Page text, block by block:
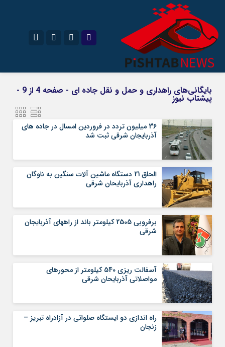
سروش
آپارات
رمز عبور
مرا به خاطر بسپار
بایگانی‌های راهداری و حمل و نقل جاده ای - صفحه 4 از 9 -
پیشتاب نیوز
36 ميليون تردد در فروردین امسال در جاده های
آذربايجان شرقی ثبت شد
الحاق 21 دستگاه ماشین آلات سنگین به ناوگان
راهداری آذربایحان شرقی
برفروبی 2505 کيلومتر باند از راههای آذربايجان
شرقی
آسفالت ریزی 540 کیلومتر از محورهای
مواصلاتی آذربایحان شرقی
راه اندازی دو ایستگاه صلواتی در آزادراه تبریز –
زنجان